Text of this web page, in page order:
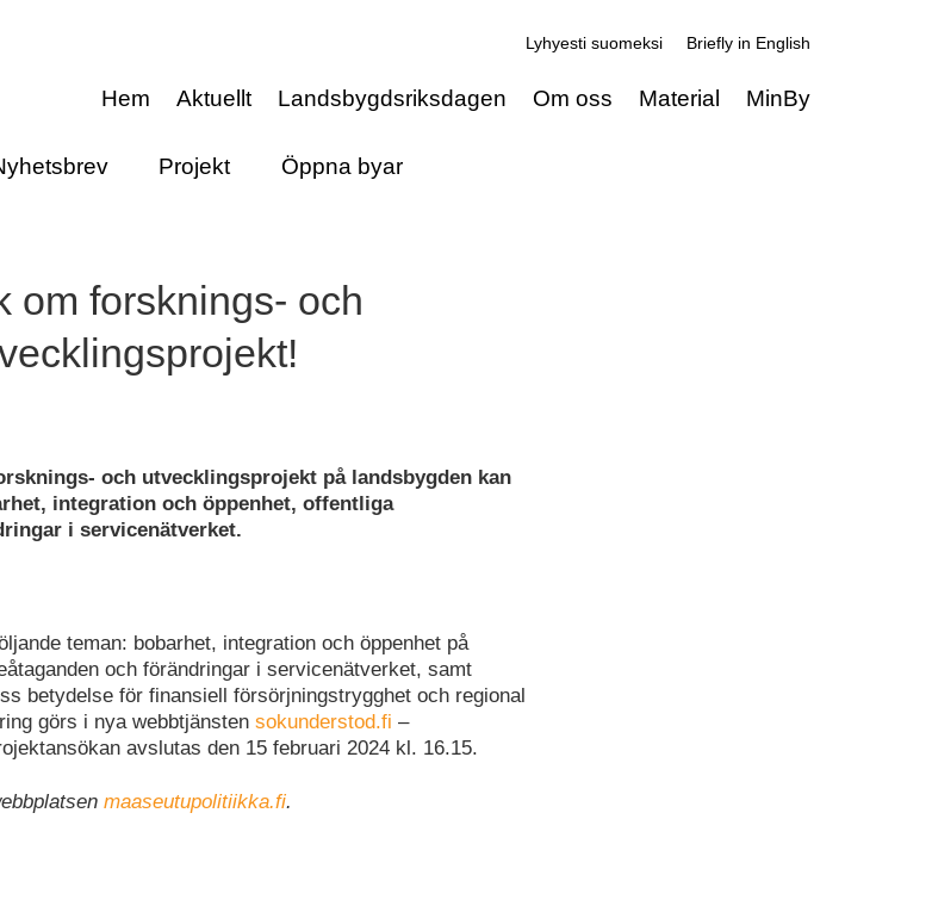
Lyhyesti suomeksi Briefly in English
Hem Aktuellt Landsbygdsriksdagen Om oss Material MinBy
Projekt Öppna byar
om forsknings- och
och utvecklingsprojekt på landsbygden kan
integration och öppenhet, offentliga
i servicenätverket.
teman: bobarhet, integration och öppenhet på
och förändringar i servicenätverket, samt
betydelse för finansiell försörjningstrygghet och regional
görs i nya webbtjänsten sokunderstod.fi –
avslutas den 15 februari 2024 kl. 16.15.
maaseutupolitiikka.fi.